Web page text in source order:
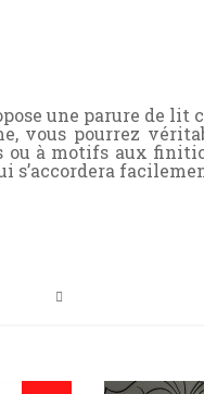
une parure de lit
, vous pourrez
à motifs aux